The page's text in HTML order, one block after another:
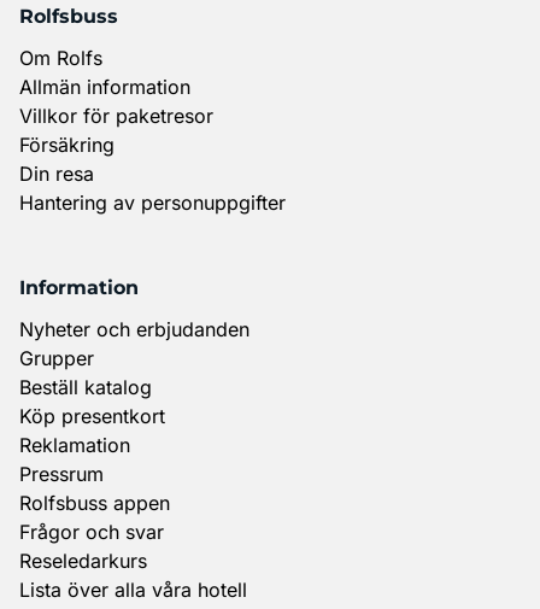
Rolfsbuss
Om Rolfs
Allmän information
Villkor för paketresor
Försäkring
Din resa
Hantering av personuppgifter
Information
Nyheter och erbjudanden
Grupper
Beställ katalog
Köp presentkort
Reklamation
Pressrum
Rolfsbuss appen
Frågor och svar
Reseledarkurs
Lista över alla våra hotell